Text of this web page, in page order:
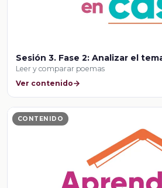
Sesión 3. Fase 2: Analizar el
Leer y comparar poemas
Ver contenido
CONTENIDO